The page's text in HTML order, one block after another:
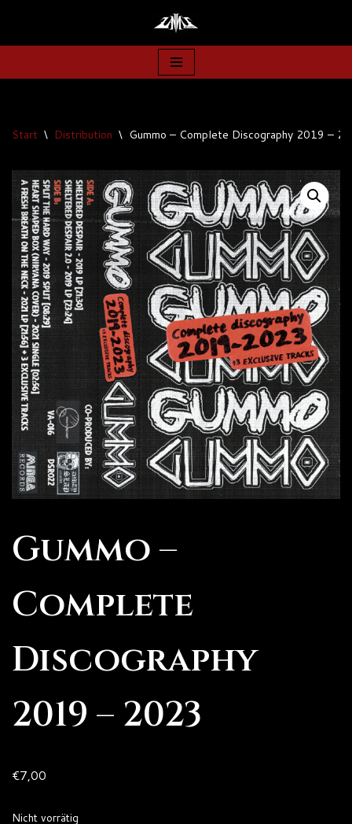
Zum
springen
Start \ Distribution \ Gummo – Complete Discography 2019 –
Gummo –
Complete
Discography
2019 – 2023
€7,00
Nicht vorrätig